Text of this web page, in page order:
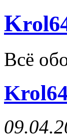
K
Всё